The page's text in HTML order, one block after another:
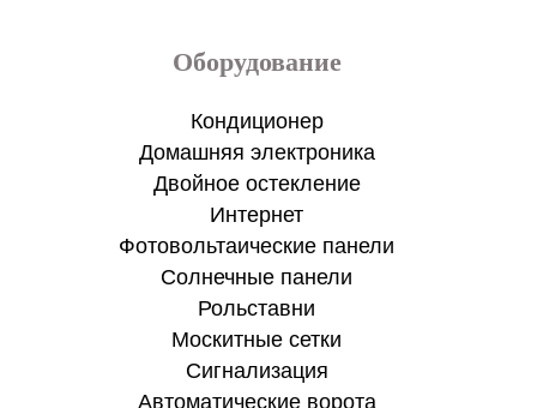
Оборудование
Кондиционер
Домашняя электроника
Двойное остекление
Интернет
Фотовольтаические панели
Солнечные панели
Рольставни
Москитные сетки
Сигнализация
Автоматические ворота